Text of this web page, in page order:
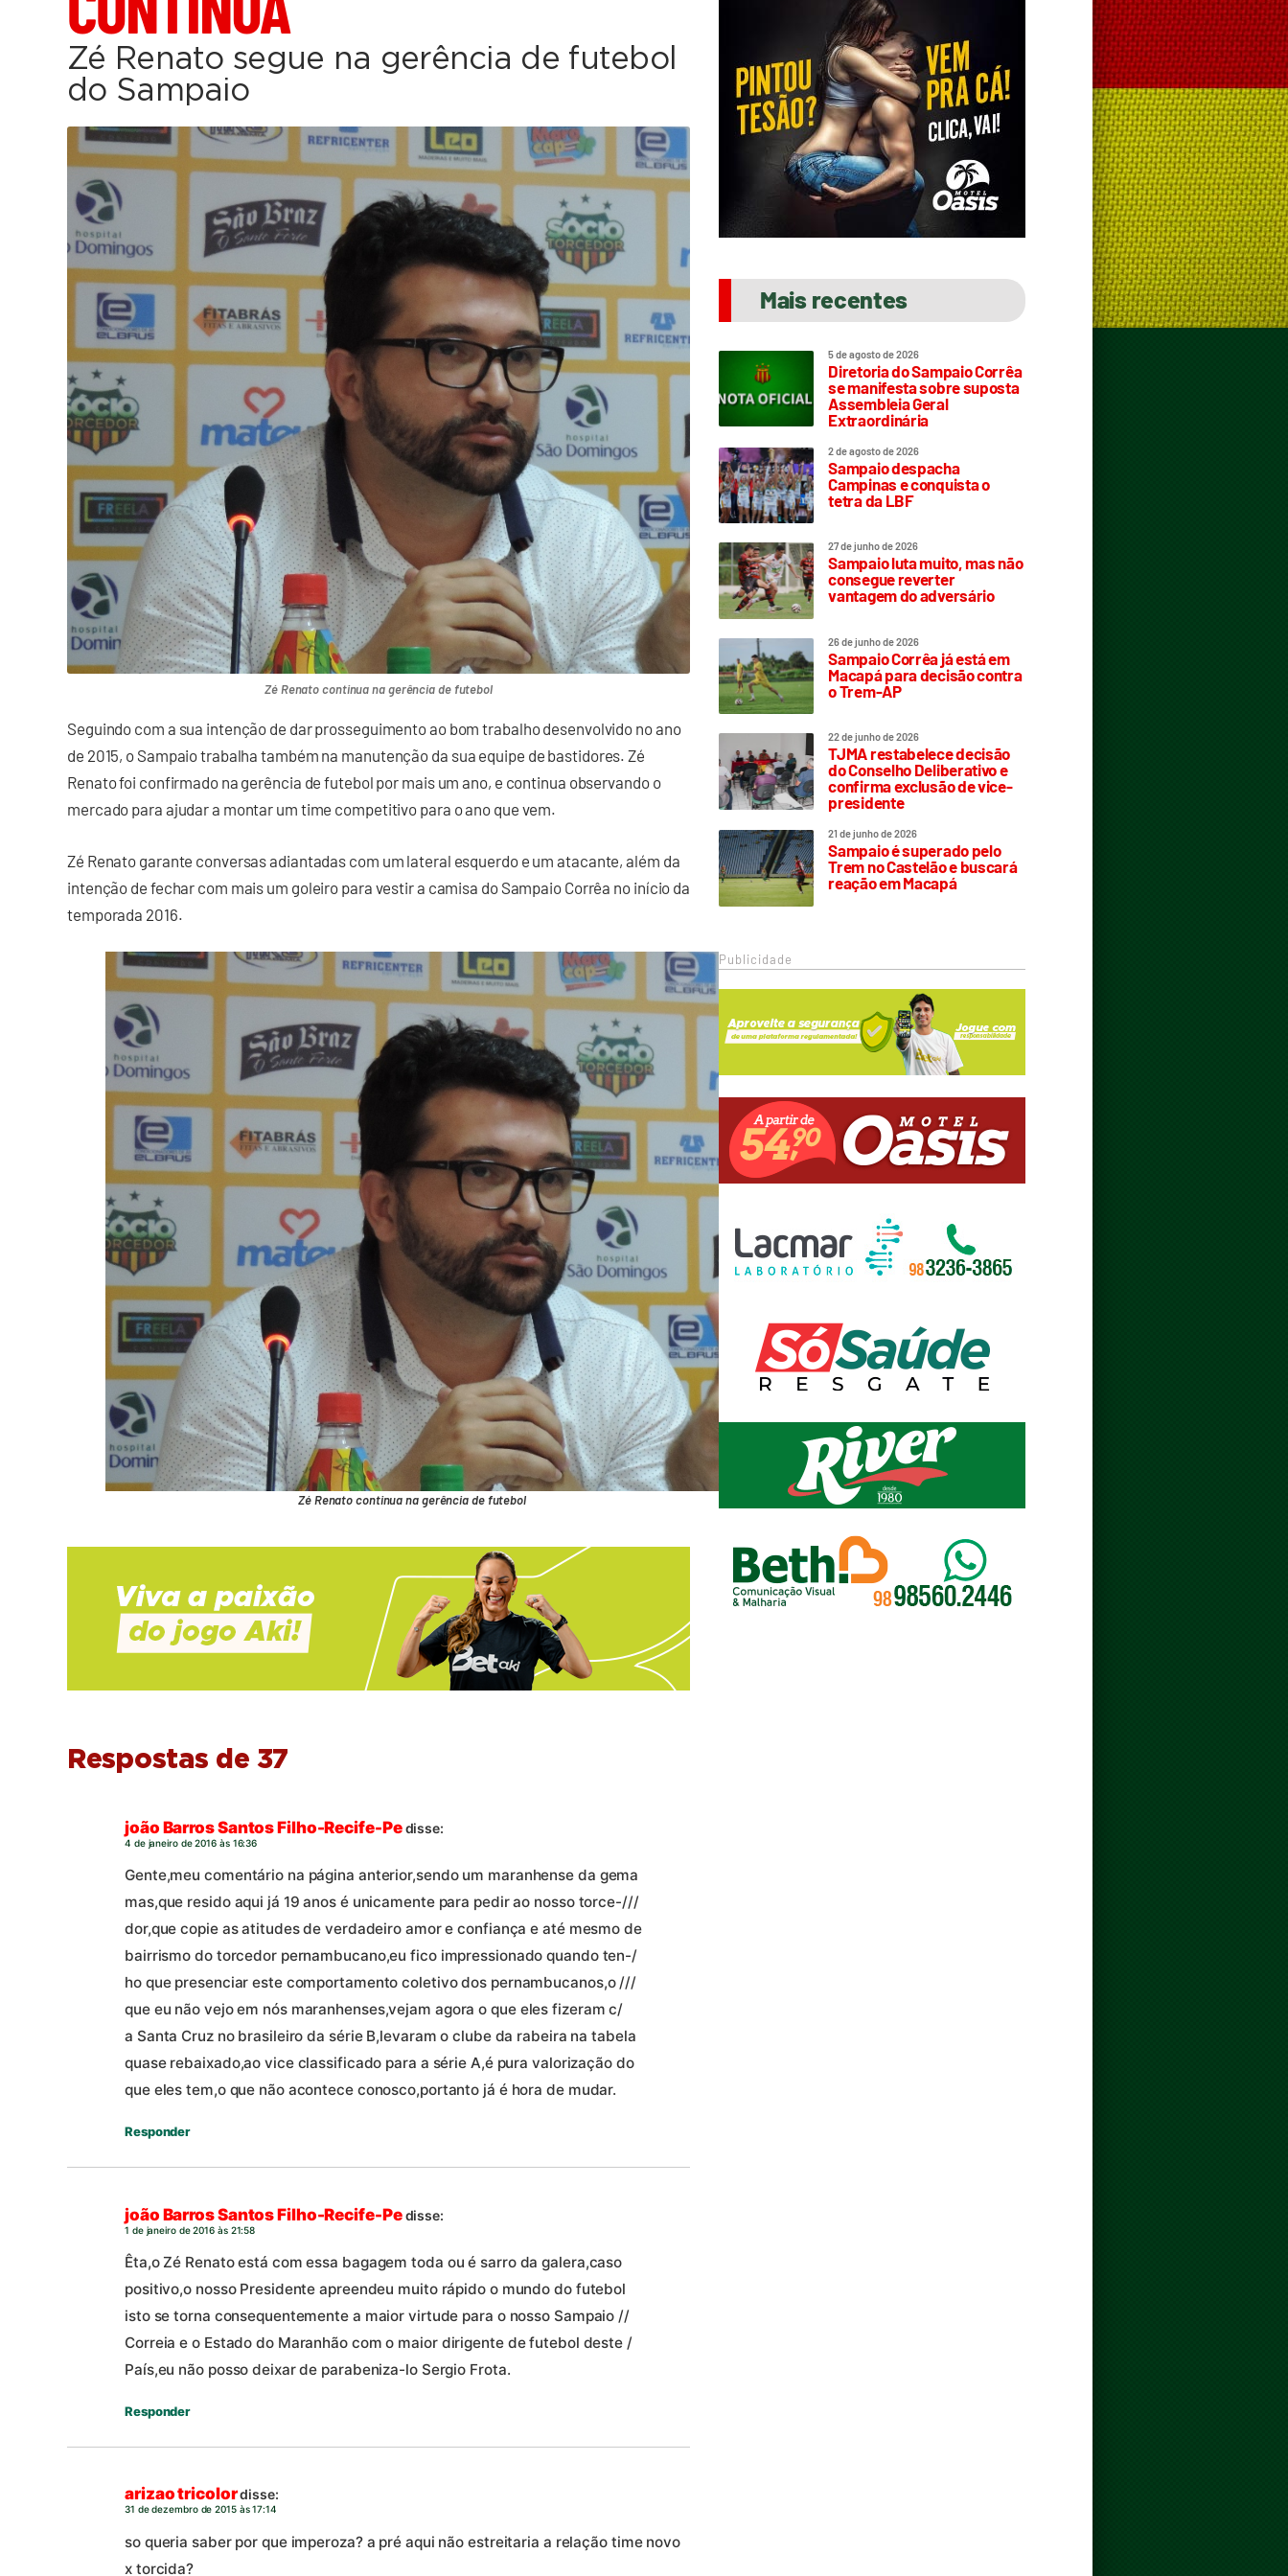
Zé Renato segue na gerência de futebol
do Sampaio
Zé Renato continua na gerência de futebol
Seguindo com a sua intenção de dar prosseguimento ao bom trabalho desenvolvido no ano
de 2015, o Sampaio trabalha também na manutenção da sua equipe de bastidores. Zé
Renato foi confirmado na gerência de futebol por mais um ano, e continua observando o
mercado para ajudar a montar um time competitivo para o ano que vem.
Zé Renato garante conversas adiantadas com um lateral esquerdo e um atacante, além da
intenção de fechar com mais um goleiro para vestir a camisa do Sampaio Corrêa no início da
temporada 2016.
Zé Renato continua na gerência de futebol
Respostas de 37
joão Barros Santos Filho-Recife-Pedisse:
4 de janeiro de 2016 às 16:36
Gente,meu comentário na página anterior,sendo um maranhense da gema
mas,que resido aqui já 19 anos é unicamente para pedir ao nosso torce-///
dor,que copie as atitudes de verdadeiro amor e confiança e até mesmo de
bairrismo do torcedor pernambucano,eu fico impressionado quando ten-/
ho que presenciar este comportamento coletivo dos pernambucanos,o ///
que eu não vejo em nós maranhenses,vejam agora o que eles fizeram c/
a Santa Cruz no brasileiro da série B,levaram o clube da rabeira na tabela
quase rebaixado,ao vice classificado para a série A,é pura valorização do
que eles tem,o que não acontece conosco,portanto já é hora de mudar.
Responder
joão Barros Santos Filho-Recife-Pedisse:
1 de janeiro de 2016 às 21:58
Êta,o Zé Renato está com essa bagagem toda ou é sarro da galera,caso
positivo,o nosso Presidente apreendeu muito rápido o mundo do futebol
isto se torna consequentemente a maior virtude para o nosso Sampaio //
Correia e o Estado do Maranhão com o maior dirigente de futebol deste /
País,eu não posso deixar de parabeniza-lo Sergio Frota.
Responder
arizao tricolordisse:
31 de dezembro de 2015 às 17:14
so queria saber por que imperoza? a pré aqui não estreitaria a relação time novo
x torcida?
Mais recentes
5 de agosto de 2026
Diretoria do Sampaio Corrêa
se manifesta sobre suposta
Assembleia Geral
Extraordinária
2 de agosto de 2026
Sampaio despacha
Campinas e conquista o
tetra da LBF
27 de junho de 2026
Sampaio luta muito, mas não
consegue reverter
vantagem do adversário
26 de junho de 2026
Sampaio Corrêa já está em
Macapá para decisão contra
o Trem-AP
22 de junho de 2026
TJMA restabelece decisão
do Conselho Deliberativo e
confirma exclusão de vice-
presidente
21 de junho de 2026
Sampaio é superado pelo
Trem no Castelão e buscará
reação em Macapá
Publicidade